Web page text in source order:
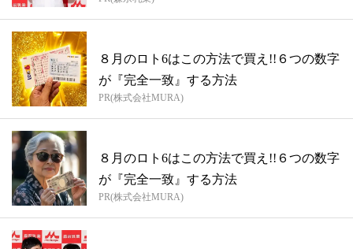
８月のロト6はこの方法で買え!!６つの数字
が『完全一致』する方法
PR(株式会社MURA)
８月のロト6はこの方法で買え!!６つの数字
が『完全一致』する方法
PR(株式会社MURA)